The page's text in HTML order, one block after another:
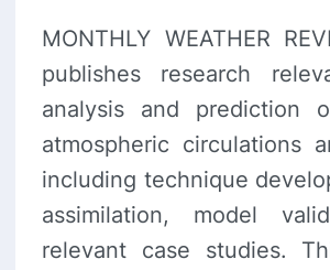
MONTHLY WEATHER
publishes research
analysis and prediction
atmospheric circulations
including technique
assimilation, model
relevant case studies.